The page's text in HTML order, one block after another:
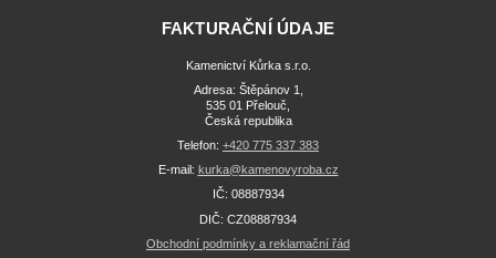
FAKTURAČNÍ ÚDAJE
Kamenictví Kůrka s.r.o.
Adresa: Štěpánov 1,
535 01 Přelouč,
Česká republika
Telefon: +420 775 337 383
E-mail: kurka@kamenovyroba.cz
IČ: 08887934
DIČ: CZ08887934
Obchodní podmínky a reklamační řád